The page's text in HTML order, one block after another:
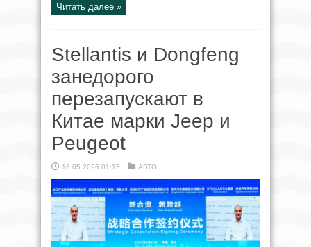
Читать далее »
Stellantis и Dongfeng
занедорого
перезапускают в
Китае марки Jeep и
Peugeot
16.05.2026 01:15 АВТО